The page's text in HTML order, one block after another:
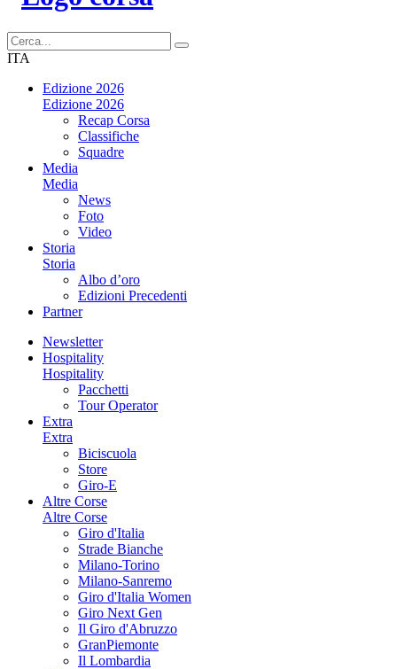
ITA
Edizione 2026
Edizione 2026
Recap Corsa
Classifiche
Squadre
Media
Media
News
Foto
Video
Storia
Storia
Albo d’oro
Edizioni Precedenti
Partner
Newsletter
Hospitality
Hospitality
Pacchetti
Tour Operator
Extra
Extra
Biciscuola
Store
Giro-E
Altre Corse
Altre Corse
Giro d'Italia
Strade Bianche
Milano-Torino
Milano-Sanremo
Giro d'Italia Women
Giro Next Gen
Il Giro d'Abruzzo
GranPiemonte
Il Lombardia